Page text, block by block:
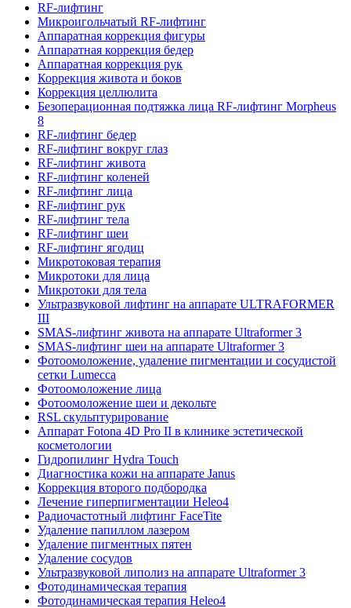
RF-лифтинг
Микроигольчатый RF-лифтинг
Аппаратная коррекция фигуры
Аппаратная коррекция бедер
Аппаратная коррекция рук
Коррекция живота и боков
Коррекция целлюлита
Безоперационная подтяжка лица RF-лифтинг Morpheus
8
RF-лифтинг бедер
RF-лифтинг вокруг глаз
RF-лифтинг живота
RF-лифтинг коленей
RF-лифтинг лица
RF-лифтинг рук
RF-лифтинг тела
RF-лифтинг шеи
RF-лифтинг ягодиц
Микротоковая терапия
Микротоки для лица
Микротоки для тела
Ультразвуковой лифтинг на аппарате ULTRAFORMER
III
SMAS-лифтинг живота на аппарате Ultraformer 3
SMAS-лифтинг шеи на аппарате Ultraformer 3
Фотоомоложение, удаление пигментации и сосудистой
сетки Lumecca
Фотоомоложение лица
Фотоомоложение шеи и декольте
RSL скульптурирование
Аппарат Fotona 4D Pro II в клинике эстетической
косметологии
Гидропилинг Hydra Touch
Диагностика кожи на аппарате Janus
Коррекция второго подбородка
Лечение гиперпигментации Heleo4
Радиочастотный лифтинг FaceTite
Удаление папиллом лазером
Удаление пигментных пятен
Удаление сосудов
Ультразвуковой липолиз на аппарате Ultraformer 3
Фотодинамическая терапия
Фотодинамическая терапия Heleo4